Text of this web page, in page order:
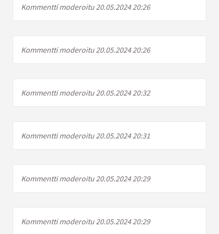
Kommentti moderoitu 20.05.2024 20:26
Kommentti moderoitu 20.05.2024 20:26
Kommentti moderoitu 20.05.2024 20:32
Kommentti moderoitu 20.05.2024 20:31
Kommentti moderoitu 20.05.2024 20:29
Kommentti moderoitu 20.05.2024 20:29